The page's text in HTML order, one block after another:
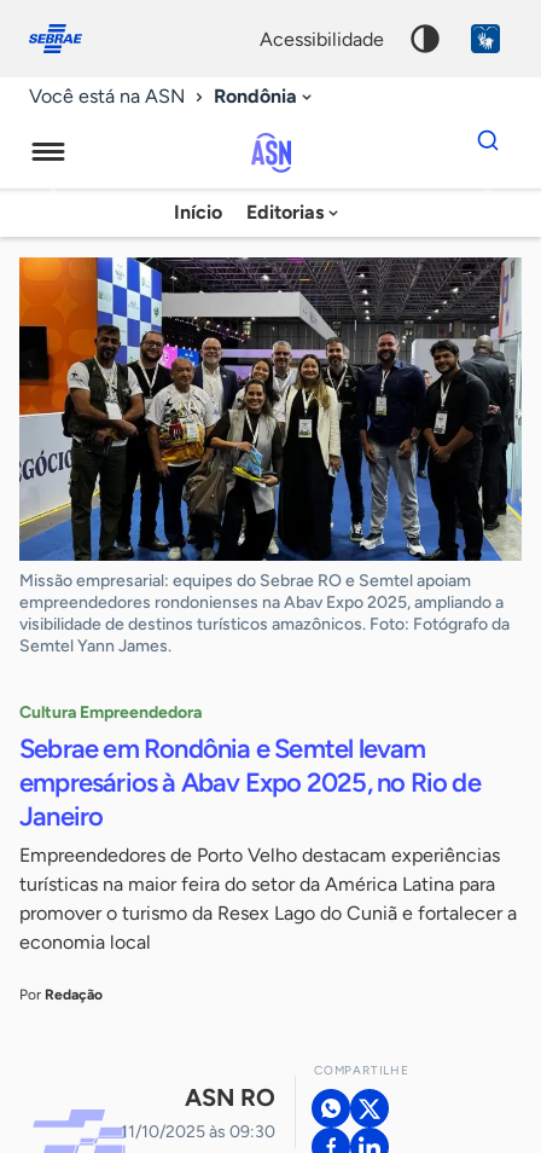
conosco
acessibilidade
Você está na ASN Rondônia
Agência
Sebrae
de
Notícias
Início Editorias
Dados
para
chave
Missão empresarial: equipes do Sebrae RO e Semtel apoiam
empreendedores rondonienses na Abav Expo 2025, ampliando a
visibilidade de destinos turísticos amazônicos. Foto: Fotógrafo da
Semtel Yann James.
Cultura Empreendedora
Sebrae em Rondônia e Semtel levam
empresários à Abav Expo 2025, no Rio de
Janeiro
Empreendedores de Porto Velho destacam experiências
turísticas na maior feira do setor da América Latina para
promover o turismo da Resex Lago do Cuniã e fortalecer a
economia local
Por Redação
ASN RO
11/10/2025 às 09:30
COMPARTILHE